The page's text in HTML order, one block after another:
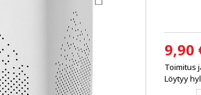
9,90
Toimitus
Löytyy